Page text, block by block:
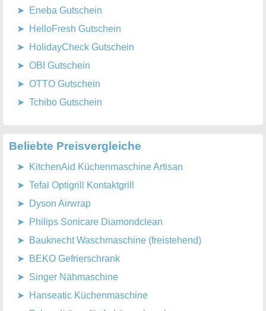
Eneba Gutschein
HelloFresh Gutschein
HolidayCheck Gutschein
OBI Gutschein
OTTO Gutschein
Tchibo Gutschein
Beliebte Preisvergleiche
KitchenAid Küchenmaschine Artisan
Tefal Optigrill Kontaktgrill
Dyson Airwrap
Philips Sonicare Diamondclean
Bauknecht Waschmaschine (freistehend)
BEKO Gefrierschrank
Singer Nähmaschine
Hanseatic Küchenmaschine